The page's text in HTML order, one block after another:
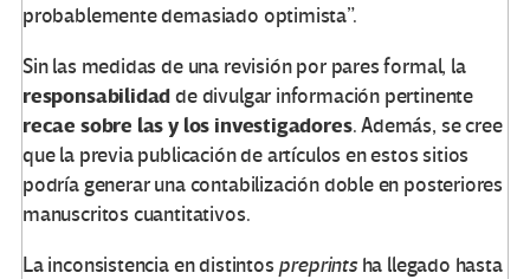
probablemente demasiado optimista”.
Sin las medidas de una revisión por pares formal, la
responsabilidadde divulgar información pertinente
recae sobre las y los investigadores. Además, se cree
que la previa publicación de artículos en estos sitios
podría generar una contabilización doble en posteriores
manuscritos cuantitativos.
La inconsistencia en distintos preprintsha llegado hasta